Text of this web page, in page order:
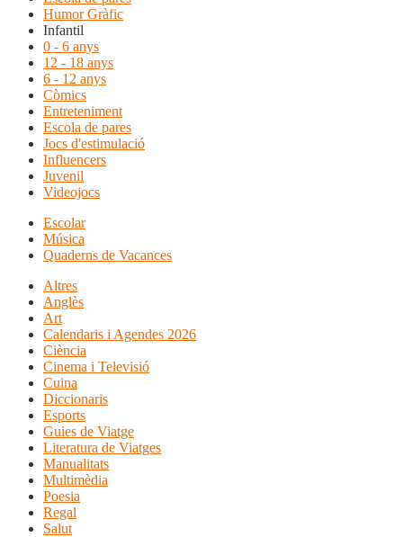
Humor Gràfic
Infantil
0 - 6 anys
12 - 18 anys
6 - 12 anys
Còmics
Entreteniment
Escola de pares
Jocs d'estimulació
Influencers
Juvenil
Videojocs
Escolar
Música
Quaderns de Vacances
Altres
Anglès
Art
Calendaris i Agendes 2026
Ciència
Cinema i Televisió
Cuina
Diccionaris
Esports
Guies de Viatge
Literatura de Viatges
Manualitats
Multimèdia
Poesia
Regal
Salut